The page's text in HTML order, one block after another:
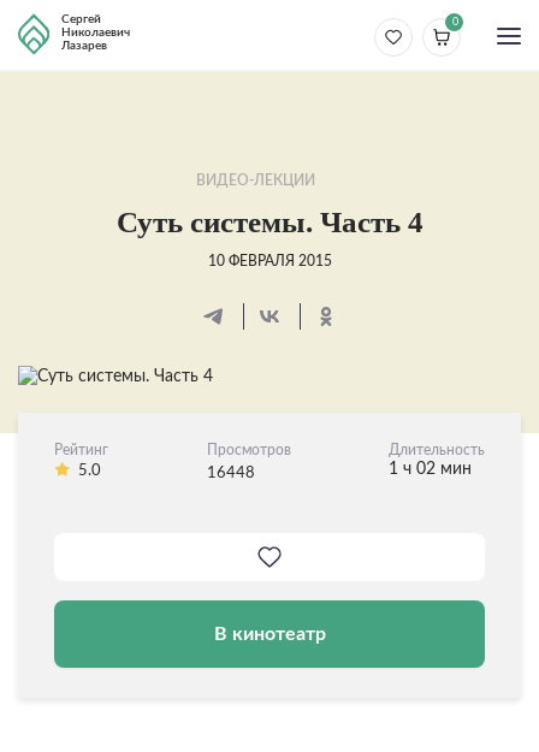
Сергей
Николаевич
Лазарев
0
ВИДЕО-ЛЕКЦИИ
Суть системы. Часть 4
10 ФЕВРАЛЯ 2015
Рейтинг
5.0
Просмотров
16448
Длительность
1 ч 02 мин
В кинотеатр